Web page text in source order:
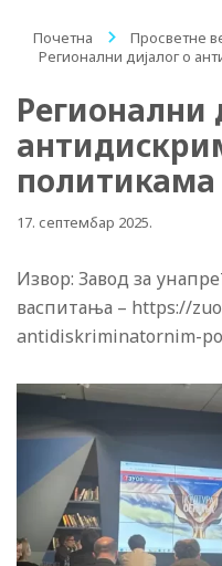
Почетна / Просветне
Регионални дијалог о
Регионални
политикама
17. септембар 2025.
Извор: Завод за
васпитања – https://
antidiskriminatornim-